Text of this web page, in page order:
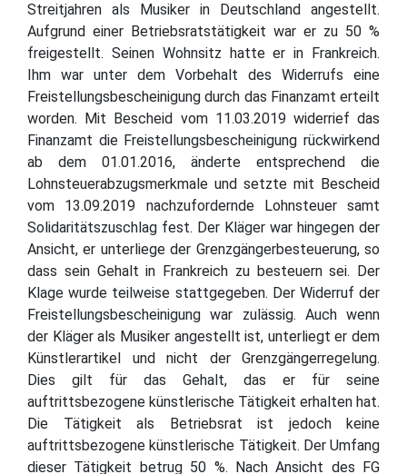
Streitjahren als Musiker in Deutschland angestellt.
Aufgrund einer Betriebsratstätigkeit war er zu 50 %
freigestellt. Seinen Wohnsitz hatte er in Frankreich.
Ihm war unter dem Vorbehalt des Widerrufs eine
Freistellungsbescheinigung durch das Finanzamt erteilt
worden. Mit Bescheid vom 11.03.2019 widerrief das
Finanzamt die Freistellungsbescheinigung rückwirkend
ab dem 01.01.2016, änderte entsprechend die
Lohnsteuerabzugsmerkmale und setzte mit Bescheid
vom 13.09.2019 nachzufordernde Lohnsteuer samt
Solidaritätszuschlag fest. Der Kläger war hingegen der
Ansicht, er unterliege der Grenzgängerbesteuerung, so
dass sein Gehalt in Frankreich zu besteuern sei. Der
Klage wurde teilweise stattgegeben. Der Widerruf der
Freistellungsbescheinigung war zulässig. Auch wenn
der Kläger als Musiker angestellt ist, unterliegt er dem
Künstlerartikel und nicht der Grenzgängerregelung.
Dies gilt für das Gehalt, das er für seine
auftrittsbezogene künstlerische Tätigkeit erhalten hat.
Die Tätigkeit als Betriebsrat ist jedoch keine
auftrittsbezogene künstlerische Tätigkeit. Der Umfang
dieser Tätigkeit betrug 50 %. Nach Ansicht des FG